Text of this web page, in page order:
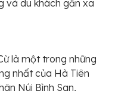
và du khách gần xa
là một trong những
nhất của Hà Tiên
Núi Bình San,